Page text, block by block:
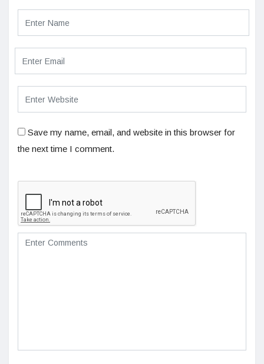
Save my name, email, and website in this browser for
the next time I comment.